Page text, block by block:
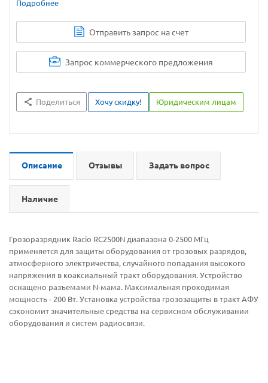
Подробнее
Отправить запрос на счет
Запрос коммерческого предложения
Поделиться Хочу скидку! Юридическим лицам
Описание Отзывы Задать вопрос
Наличие
Грозоразрядник Racio RC2500N диапазона 0-2500 МГц
применяется для защиты оборудования от грозовых разрядов,
атмосферного электричества, случайного попадания высокого
напряжения в коаксиальный тракт оборудования. Устройство
оснащено разъемами N-мама. Максимальная проходимая
мощность - 200 Вт. Установка устройства грозозащиты в тракт АФУ
сэкономит значительные средства на сервисном обслуживании
оборудования и систем радиосвязи.